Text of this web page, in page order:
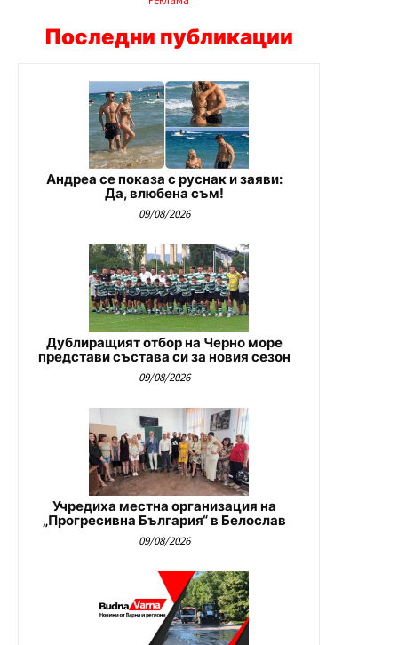
Последни публикации
Андреа се показа с руснак и заяви:
Да, влюбена съм!
09/08/2026
Дублиращият отбор на Черно море
представи състава си за новия сезон
09/08/2026
Учредиха местна организация на
„Прогресивна България“ в Белослав
09/08/2026